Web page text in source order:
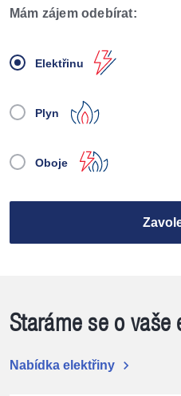
Mám zájem odebírat:
Elektřinu
Plyn
Oboje
Staráme se o
Nabídka elektřiny chevron_right